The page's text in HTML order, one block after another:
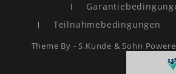
Teilnahmebedingungen
Theme By -S.Kunde & Sohn